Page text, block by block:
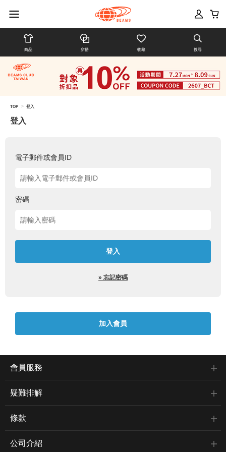
商品 穿搭 收藏 搜尋
TOP > 登入
登入
電子郵件或會員ID
密碼
» 忘記密碼
會員服務
疑難排解
條款
公司介紹